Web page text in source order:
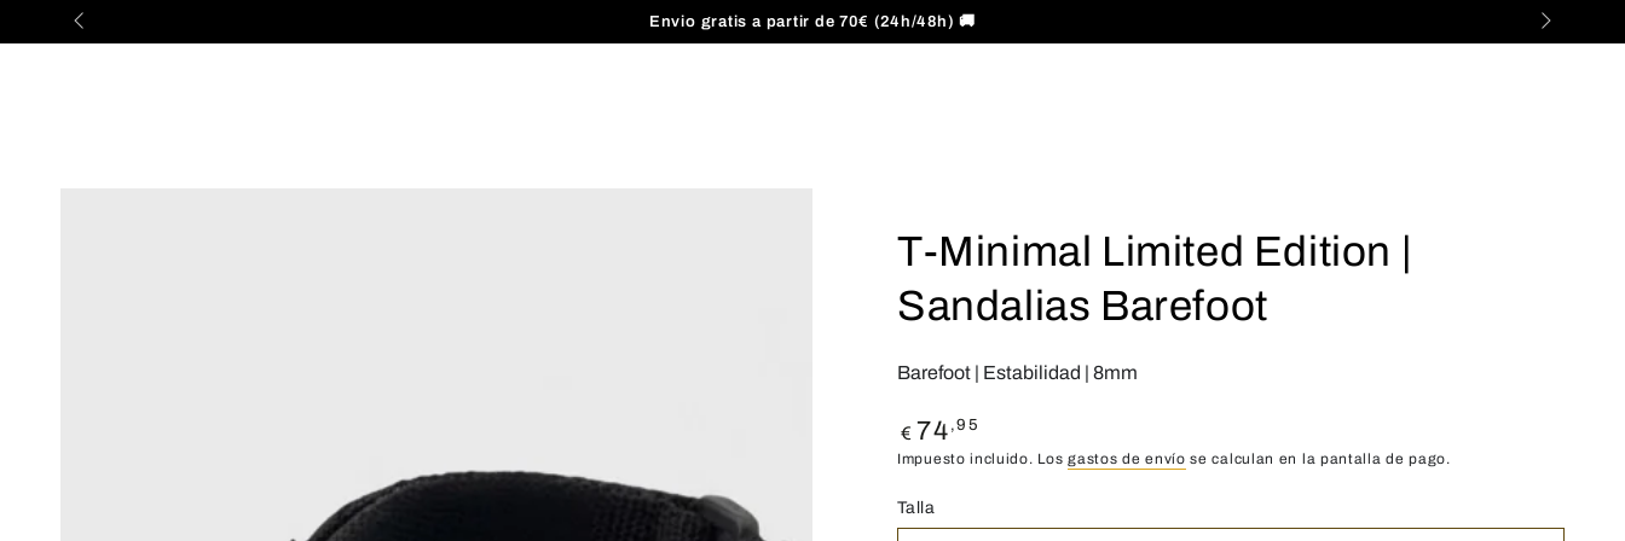
IR AL
CONTENIDO
Envio gratis a partir de 70€ (24h/48h) 🚚
T-Minimal Limited Edition |
Sandalias Barefoot
Barefoot | Estabilidad | 8mm
Precio
regular
€ 74 ,95
Impuesto incluido. Losgastos de envío se calculan en la pantalla de pago.
Talla